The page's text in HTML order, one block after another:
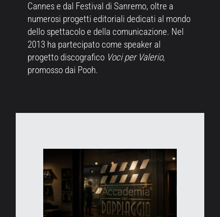
Cannes e dal Festival di Sanremo, oltre a
numerosi progetti editoriali dedicati al mondo
dello spettacolo e della comunicazione. Nel
2013 ha partecipato come speaker al
progetto discografico Voci per Valerio,
promosso dai Pooh.